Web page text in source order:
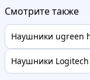
Смотрите также
Наушники ugreen
Наушники